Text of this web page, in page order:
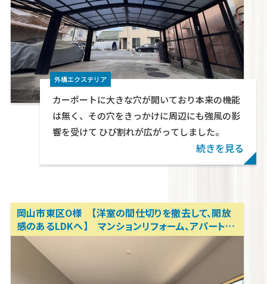
外構エクステリア
カーポートに大きな穴が開いており本来の機能
は無く、その穴をきっかけに周辺にも強風の影
響を受けて ひび割れが広がってしました。
続きを見る
岡山市東区O様 【洋室の間仕切りを撤去して、開放
感のあるLDKへ】 マンションリフォーム、アパートリ
フォーム、内装リノベーション 岡山リフォーム相談
所 テクトン・パートナーズ